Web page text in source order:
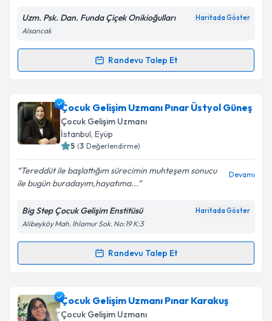
Metni'ni okudum ve kişisel verilerimin belirtilen
kapsamda işlenmesini kabul ediyorum.
Uzm. Psk. Dan. Funda Çiçek Onikioğulları Haritada Göster
Alsancak
Randevu Talep Et
Randevu Takvimi Talebi
Uzm. Psk. Dan. Funda Çiçek Onikioğullarıiçin
randevu takvimi talebi oluşturun. Size bu uzmandan
randevu almanız için bir takvim hazırlandığında e-
posta ile bilgilendireceğiz.
E-posta Adresiniz
Kişisel verilerimin işlenmesine ilişkin
Metni'ni okudum ve kişisel verilerimin belirtilen
kapsamda işlenmesini kabul ediyorum.
Çocuk Gelişim Uzmanı Pınar Üstyol Güneş
Çocuk Gelişim Uzmanı
İstanbul, Eyüp
5 (3 Değerlendirme)
Tereddüt ile başlattığım sürecimin muhteşem sonucu
ile bugün buradayım,hayatıma...
Devamı
Big Step Çocuk Gelişim Enstitüsü Haritada Göster
Alibeyköy Mah. Ihlamur Sok. No:19 K:3
Randevu Talep Et
Randevu Takvimi Talebi
Çocuk Gelişim Uzmanı Pınar Üstyol Güneşiçin
randevu takvimi talebi oluşturun. Size bu uzmandan
Çocuk Gelişim Uzmanı Pınar Karakuş
Çocuk Gelişim Uzmanı